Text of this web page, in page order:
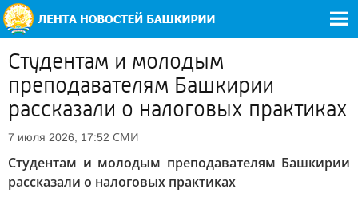
Студентам и молодым
преподавателям Башкирии
рассказали о налоговых практиках
7 июля 2026, 17:52 СМИ
Студентам и молодым преподавателям Башкирии
рассказали о налоговых практиках